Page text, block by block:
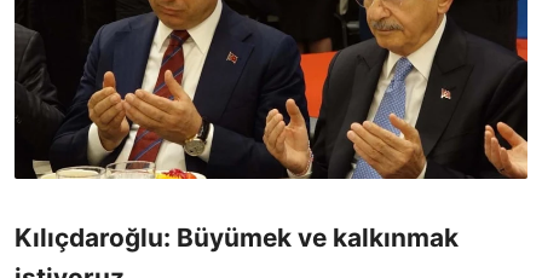
Kılıçdaroğlu: Büyümek ve kalkınmak